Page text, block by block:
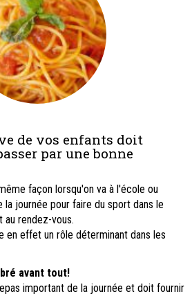
de vos enfants doit
par une bonne
façon lorsqu'on va à l'école ou
la journée pour faire du sport dans le
rendez-vous.
en effet un rôle déterminant dans les
avant tout!
important de la journée et doit fournir